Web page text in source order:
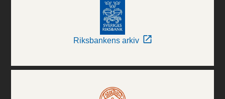
Riksbankens arkiv